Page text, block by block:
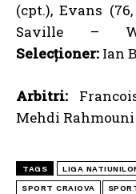
(cpt.), Evans
Saville –
Selecționer: Ian
Arbitri:
Mehdi
TAGS LIGA
SPORT CRAIOVA